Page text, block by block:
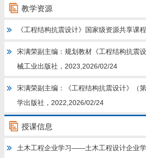
学生信息
我的相册
教师博客
教学资源
《工程结构抗震设计》国家级资源共享课
宋满荣副主编：规划教材《工程结构抗震
械工业出版社，2023,2026/02/24
宋满荣副主编：《工程结构抗震设计》（
学出版社，2022,2026/02/24
授课信息
土木工程企业学习——土木工程设计企业